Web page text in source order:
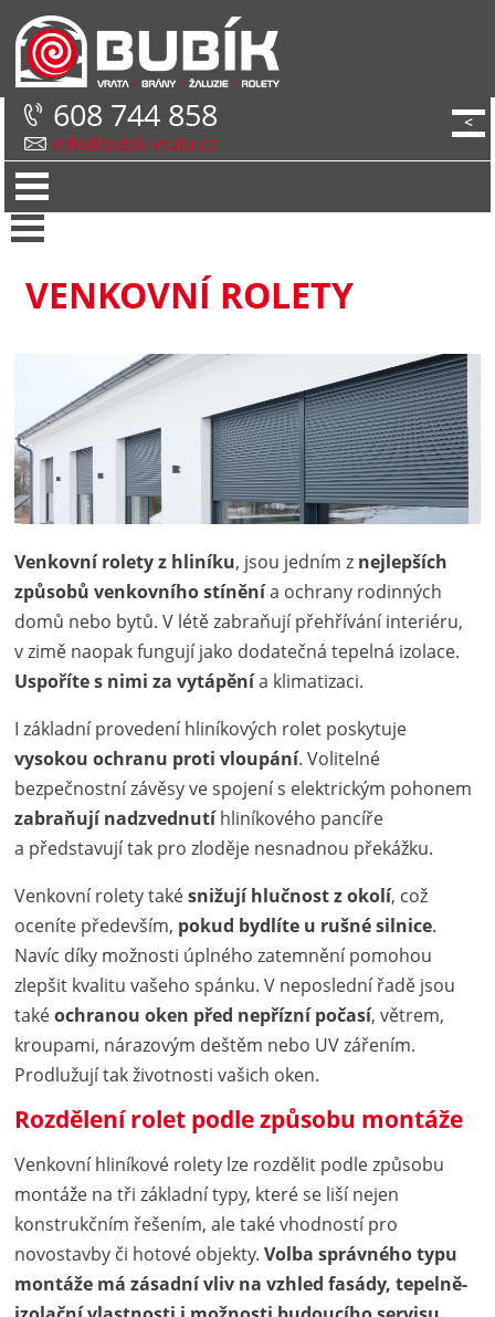
608 744 858
info@bubik-vrata.cz
<
VENKOVNÍ ROLETY
Venkovní rolety z hliníku, jsou jedním z nejlepších
způsobů venkovního stíněnía ochrany rodinných
domů nebo bytů. V létě zabraňují přehřívání interiéru,
v zimě naopak fungují jako dodatečná tepelná izolace.
Uspoříte s nimi za vytápěnía klimatizaci.
I základní provedení hliníkových rolet poskytuje
vysokou ochranu proti vloupání. Volitelné
bezpečnostní závěsy ve spojení s elektrickým pohonem
zabraňují nadzvednutíhliníkového pancíře
a představují tak pro zloděje nesnadnou překážku.
Venkovní rolety takésnižují hlučnost z okolí, což
oceníte především, pokud bydlíte u rušné silnice.
Navíc díky možnosti úplného zatemnění pomohou
zlepšit kvalitu vašeho spánku. V neposlední řadě jsou
takéochranou oken před nepřízní počasí, větrem,
kroupami, nárazovým deštěm nebo UV zářením.
Prodlužují tak životnosti vašich oken.
Rozdělení rolet podle způsobu montáže
Venkovní hliníkové rolety lze rozdělit podle způsobu
montáže na tři základní typy, které se liší nejen
konstrukčním řešením, ale také vhodností pro
novostavby či hotové objekty.Volba správného typu
montáže má zásadní vliv na vzhled fasády, tepelně-